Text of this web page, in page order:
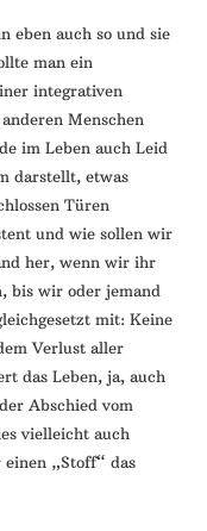
eben auch so und sie
man ein
integrativen
Menschen
im Leben auch Leid
darstellt, etwas
Türen
und wie sollen wir
her, wenn wir ihr
bis wir oder jemand
mit: Keine
Verlust aller
das Leben, ja, auch
Abschied vom
vielleicht auch
„Stoff“ das